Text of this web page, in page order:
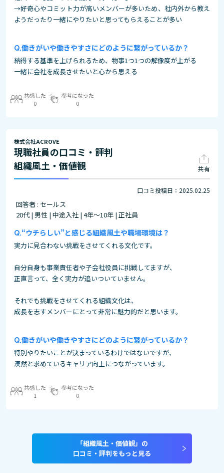
→好奇心やコミット力が高いメンバーが多いため、社内外から教え
ようだったり一緒にやりたいと思ってもらえることが多い
働きがいや働きやすさにどのように繋がっているか？
納得する基準を上げられるため、物事1つ1つの解像度が上がる
一緒に会社を成長させたいと心から思える
共感した
0
参考になった
0
株式会社ACROVE
現職社員の口コミ・評判
組織風土・価値観
共有
口コミ投稿日：2025.02.25
回答者 : セールス
20代 | 男性 | 中途入社 | 4年～10年 | 正社員
“ウチらしい”と感じる組織風土や職場環境は？
実力に見合わない挑戦をさせてくれる文化です。
自分自身も事業責任者や子会社役員に挑戦してますが、
正直言って、全く実力が追いついていません。
それでも挑戦をさせてくれる組織文化は、
成長を志すメンバーにとって非常に魅力的だと思います。
働きがいや働きやすさにどのように繋がっているか？
特別やりたいことが決まっているわけではないですが、
漠然と求めているキャリア向上につながっています。
共感した
1
参考になった
0
「組織風土・価値観」の
口コミ・評判をもっと見る